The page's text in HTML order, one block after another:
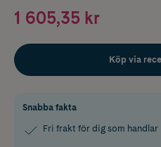
1 605,35 kr
Köp via
Snabba fakta
Fri frakt för dig som handlar